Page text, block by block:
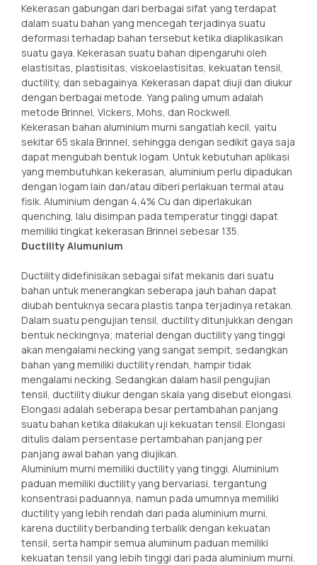
Kekerasan gabungan dari berbagai sifat yang terdapat
dalam suatu bahan yang mencegah terjadinya suatu
deformasi terhadap bahan tersebut ketika diaplikasikan
suatu gaya. Kekerasan suatu bahan dipengaruhi oleh
elastisitas, plastisitas, viskoelastisitas, kekuatan tensil,
ductility, dan sebagainya. Kekerasan dapat diuji dan diukur
dengan berbagai metode. Yang paling umum adalah
metode Brinnel, Vickers, Mohs, dan Rockwell.
Kekerasan bahan aluminium murni sangatlah kecil, yaitu
sekitar 65 skala Brinnel, sehingga dengan sedikit gaya saja
dapat mengubah bentuk logam. Untuk kebutuhan aplikasi
yang membutuhkan kekerasan, aluminium perlu dipadukan
dengan logam lain dan/atau diberi perlakuan termal atau
fisik. Aluminium dengan 4,4% Cu dan diperlakukan
quenching, lalu disimpan pada temperatur tinggi dapat
memiliki tingkat kekerasan Brinnel sebesar 135.
Ductility Alumunium
Ductility didefinisikan sebagai sifat mekanis dari suatu
bahan untuk menerangkan seberapa jauh bahan dapat
diubah bentuknya secara plastis tanpa terjadinya retakan.
Dalam suatu pengujian tensil, ductility ditunjukkan dengan
bentuk neckingnya; material dengan ductility yang tinggi
akan mengalami necking yang sangat sempit, sedangkan
bahan yang memiliki ductility rendah, hampir tidak
mengalami necking. Sedangkan dalam hasil pengujian
tensil, ductility diukur dengan skala yang disebut elongasi.
Elongasi adalah seberapa besar pertambahan panjang
suatu bahan ketika dilakukan uji kekuatan tensil. Elongasi
ditulis dalam persentase pertambahan panjang per
panjang awal bahan yang diujikan.
Aluminium murni memiliki ductility yang tinggi. Aluminium
paduan memiliki ductility yang bervariasi, tergantung
konsentrasi paduannya, namun pada umumnya memiliki
ductility yang lebih rendah dari pada aluminium murni,
karena ductility berbanding terbalik dengan kekuatan
tensil, serta hampir semua aluminum paduan memiliki
kekuatan tensil yang lebih tinggi dari pada aluminium murni.